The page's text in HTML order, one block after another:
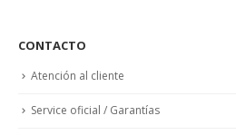
CONTACTO
Atención al cliente
Service oficial / Garantías